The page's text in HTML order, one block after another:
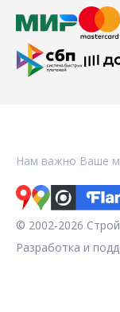
Нам важно Ваше
© 2002-2026
Разработка и